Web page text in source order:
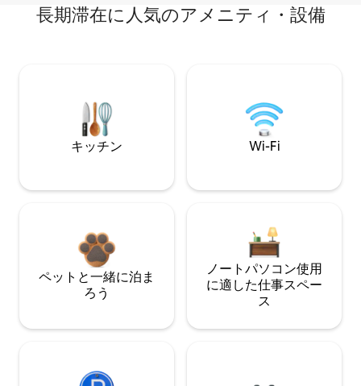
長期滞在に人気のアメニティ・設備
キッチン Wi-Fi
ペットと一緒に泊ま
ろう
ノートパソコン使用
に適した仕事スペー
ス